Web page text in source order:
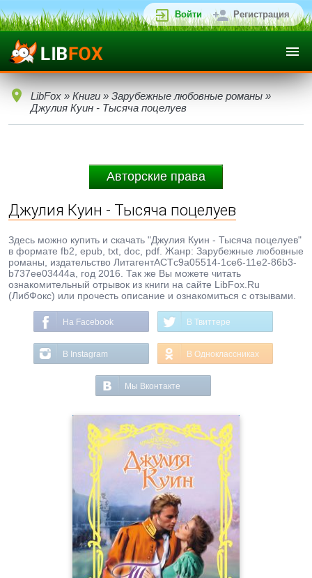
Войти Регистрация
LibFox » Книги » Зарубежные любовные романы »
Джулия Куин - Тысяча поцелуев
Авторские права
Джулия Куин - Тысяча поцелуев
Здесь можно купить и скачать "Джулия Куин - Тысяча поцелуев"
в формате fb2, epub, txt, doc, pdf. Жанр: Зарубежные любовные
романы, издательство ЛитагентАСТc9a05514-1ce6-11e2-86b3-
b737ee03444a, год 2016. Так же Вы можете читать
ознакомительный отрывок из книги на сайте LibFox.Ru
(ЛибФокс) или прочесть описание и ознакомиться с отзывами.
На Facebook В Твиттере
В Instagram В Одноклассниках
Мы Вконтакте